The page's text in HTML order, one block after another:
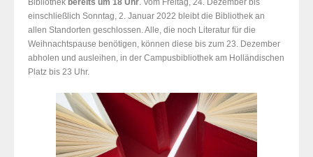
Bibliothek bereits um 18 Uhr. Vom Freitag, 24. Dezember bis
einschließlich Sonntag, 2. Januar 2022 bleibt die Bibliothek an
allen Standorten geschlossen. Alle, die noch Literatur für die
Weihnachtspause benötigen, können diese bis zum 23. Dezember
abholen und ausleihen, in der Campusbibliothek am Holländischen
Platz bis 23 Uhr.